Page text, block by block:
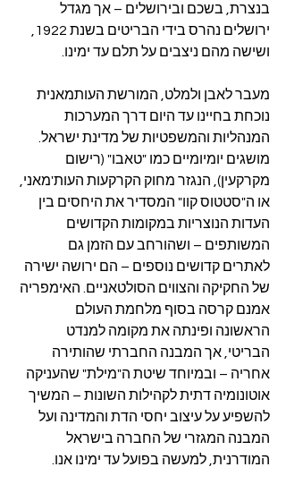
בנצרת, בשכם ובירושלים – אך מגדל
ושישה מהם ניצבים על תלם עד ימינו.
מעבר לאבן ולמלט, המורשת העותמאנית
נוכחת בחיינו עד היום דרך המערכות
המנהליות והמשפטיות של מדינת ישראל.
מושגים יומיומיים כמו "טאבו" (רישום
מקרקעין), הנגזר מחוק הקרקעות העות'מאני,
או ה"סטטוס קוו" המסדיר את היחסים בין
העדות הנוצריות במקומות הקדושים
המשותפים – ושהורחב עם הזמן גם
לאתרים קדושים נוספים – הם ירושה ישירה
של החקיקה והצווים הסולטאניים. האימפריה
אמנם קרסה בסוף מלחמת העולם
הראשונה ופינתה את מקומה למנדט
הבריטי, אך המבנה החברתי שהותירה
אחריה – ובמיוחד שיטת ה"מילת" שהעניקה
אוטונומיה דתית לקהילות השונות – המשיך
להשפיע על עיצוב יחסי הדת והמדינה ועל
המבנה המגזרי של החברה בישראל
המודרנית, למעשה בפועל עד ימינו אנו.